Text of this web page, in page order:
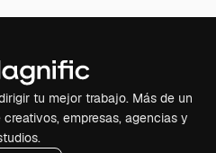
tu mejor trabajo. Más de un
empresas, agencias y